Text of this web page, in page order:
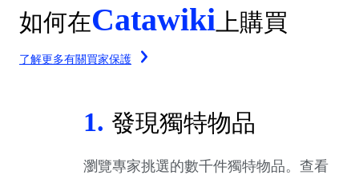
如何在Catawiki 上購買
了解更多有關買家保護
1. 發現獨特物品
瀏覽專家挑選的數千件獨特物品。查看